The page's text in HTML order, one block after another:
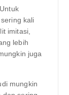
Untuk
kali
imitasi,
lebih
juga
mungkin